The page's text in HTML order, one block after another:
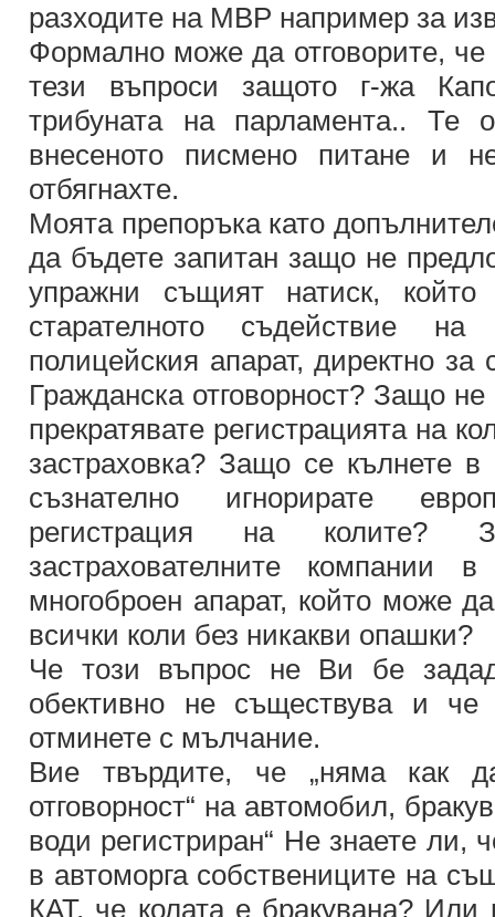
разходите на МВР например за
Формално може да отговорите,
тези въпроси защото г-жа
трибуната на парламента.. Те
внесеното писмено питане и
отбягнахте.
Моята препоръка като
да бъдете запитан защо не
упражни същият натиск,
старателното съдействие
полицейския апарат, директно за
Гражданска отговорност? Защо
прекратявате регистрацията на
застраховка? Защо се кълнете в
съзнателно игнорирате
регистрация на колите?
застрахователните компании
многоброен апарат, който може
всички коли без никакви опашки?
Че този въпрос не Ви бе
обективно не съществува и
отминете с мълчание.
Вие твърдите, че „няма как
отговорност“ на автомобил,
води регистриран“ Не знаете ли,
в автоморга собствениците на
КАТ, че колата е бракувана?